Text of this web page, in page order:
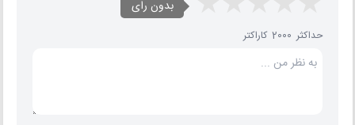
بدون رای
حداکثر 2000 کاراکتر